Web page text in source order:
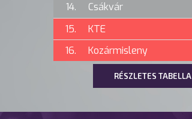
14.
Csákvár
15.
KTE
16.
Kozármisleny
RÉSZLETES TABELLA